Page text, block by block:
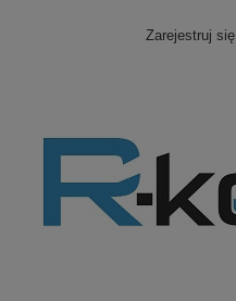
Zarejestruj się